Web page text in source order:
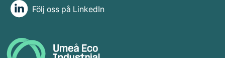
Följ oss på LinkedIn